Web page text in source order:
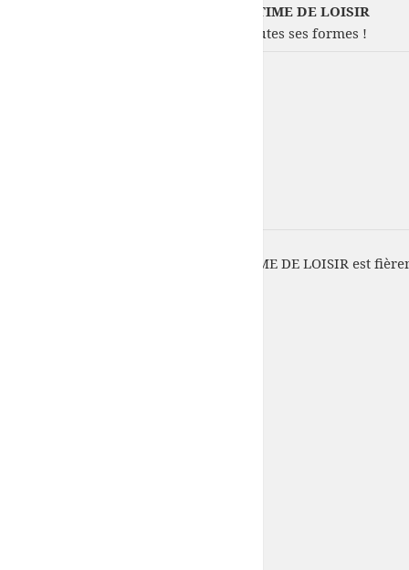
COMITE 50-FNPP DE LA PECHE MARITIME DE LOISIR
Votre passion : La pêche en mer sous toutes ses formes !
COMITE 50-FNPP DE LA PECHE MARITIME DE LOISIR est